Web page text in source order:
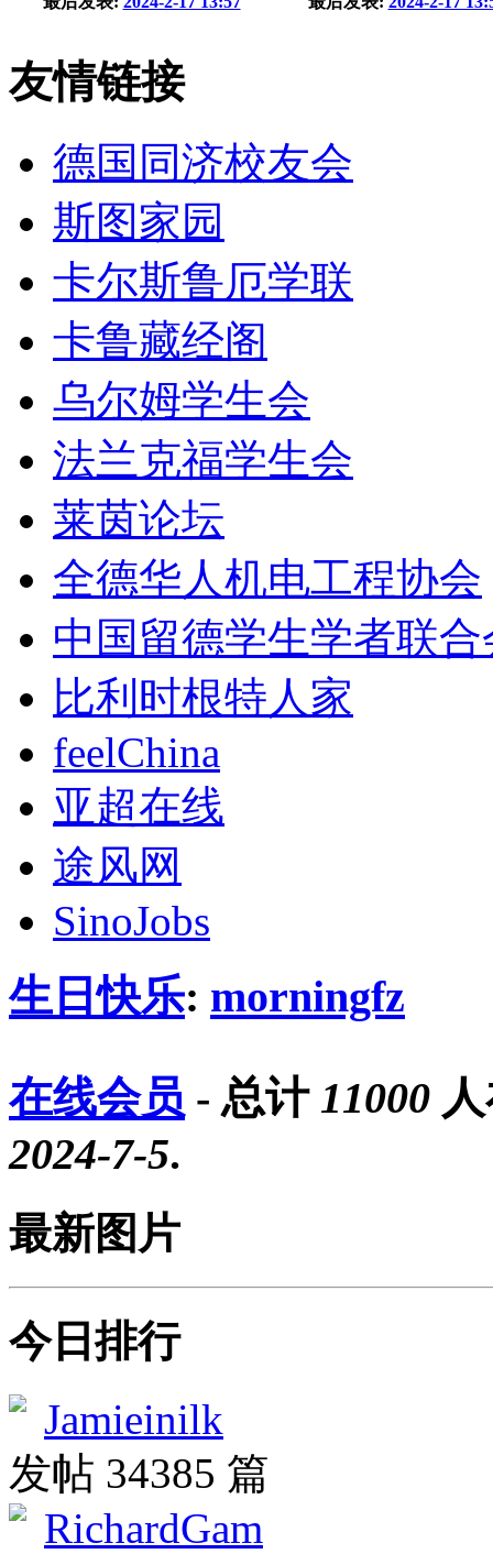
友情链接
德国同济校友会
斯图家园
卡尔斯鲁厄学联
卡鲁藏经阁
乌尔姆学生会
法兰克福学生会
莱茵论坛
全德华人机电工程协会
中国留德学生学者联合
比利时根特人家
feelChina
亚超在线
途风网
SinoJobs
生日快乐: morningfz
在线会员 - 总计 11000
2024-7-5.
最新图片
今日排行
Jamieinilk
发帖 34385 篇
RichardGam